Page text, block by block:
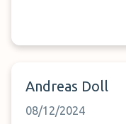
Andreas Doll
08/12/2024